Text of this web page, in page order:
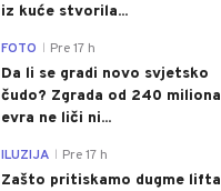
iz kuće stvorila...
FOTO Pre 17 h
Da li se gradi novo svjetsko
čudo? Zgrada od 240 miliona
evra ne liči ni...
ILUZIJA Pre 17 h
Zašto pritiskamo dugme lifta